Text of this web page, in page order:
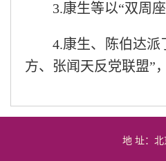
3.康生等以“双周
4.康生、陈伯达派
方、张闻天反党联盟”
地 址：